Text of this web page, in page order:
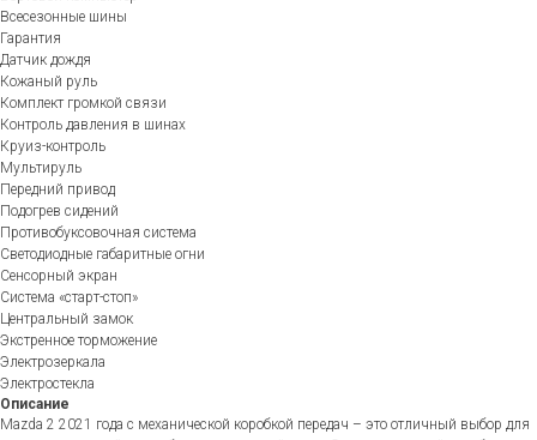
Всесезонные шины
Гарантия
Датчик дождя
Кожаный руль
Комплект громкой связи
Контроль давления в шинах
Круиз-контроль
Мультируль
Передний привод
Подогрев сидений
Противобуксовочная система
Светодиодные габаритные огни
Сенсорный экран
Система «старт-стоп»
Центральный замок
Экстренное торможение
Электрозеркала
Электростекла
Описание
Mazda 2 2021 года с механической коробкой передач – это отличный выбор для